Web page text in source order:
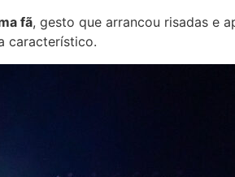
fã, gesto que arrancou risadas e
característico.